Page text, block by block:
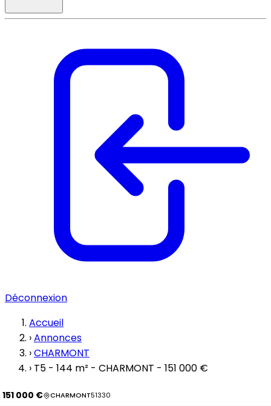
Déconnexion
Accueil
›Annonces
›CHARMONT
› T5 - 144 m² - CHARMONT - 151 000 €
151 000 € CHARMONT51330